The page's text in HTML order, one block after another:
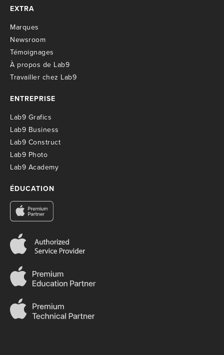
EXTRA
Marques
Newsroom
Témoignages
À propos de Lab9
Travailler chez Lab9
ENTREPRISE
Lab9 Grafics
Lab9 Business
Lab9 Construct
Lab9 Photo
Lab9 Academy
ÉDUCATION